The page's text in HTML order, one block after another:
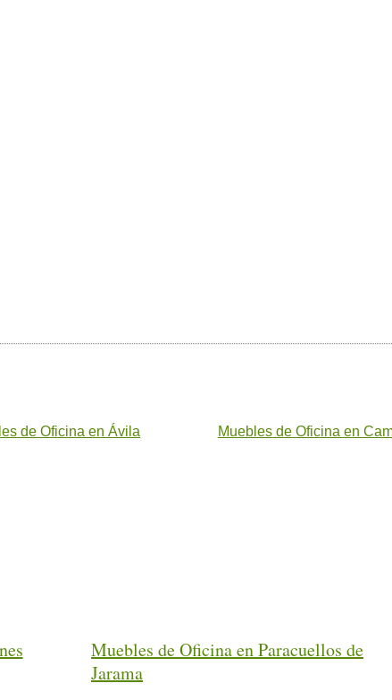
de Oficina en Ávila Muebles de Oficina en
Muebles de Oficina en Paracuellos de
Jarama